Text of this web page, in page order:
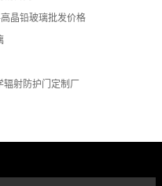
晶铅玻璃批发价格
辐射防护门定制厂